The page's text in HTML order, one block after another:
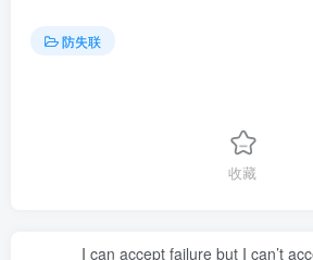
防失联
收藏
I can accept failure but I can’t